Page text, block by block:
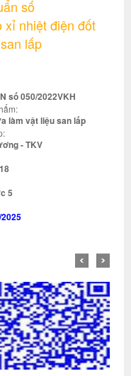
số
xỉ nhiệt điện đốt
lấp
số 050/2022VKH
làm vật liệu san lấp
- TKV
5